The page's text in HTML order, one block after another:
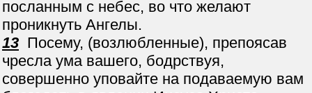
посланным с небес, во что желают
проникнуть Ангелы.
13 Посему, (возлюбленные), препоясав
чресла ума вашего, бодрствуя,
совершенно уповайте на подаваемую вам